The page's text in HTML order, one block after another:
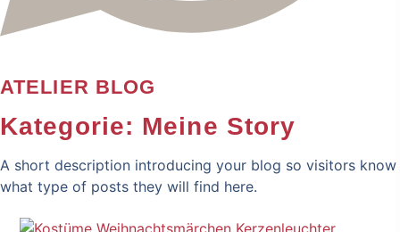
ATELIER BLOG
Kategorie: Meine Story
A short description introducing your blog so visitors know
what type of posts they will find here.